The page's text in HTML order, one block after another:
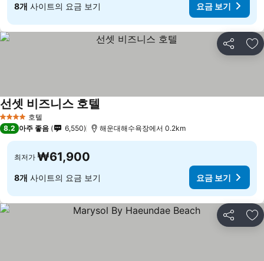
8개 사이트의 요금 보기 요금 보기
공유 즐
4 성급 호텔
선셋 비즈니스 호텔
8.2 아주 좋음 6,550 해운대해수욕장에서 0.2km
최저가 ₩61,900
8개 사이트의 요금 보기 요금 보기
공유 즐